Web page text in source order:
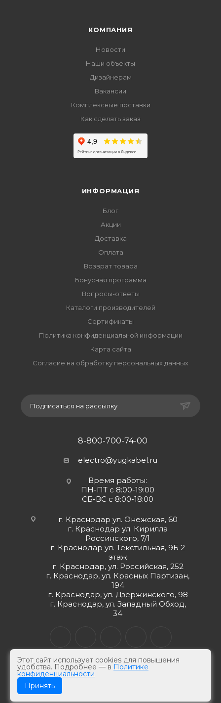
КОМПАНИЯ
Новости
Наши объекты
Дизайнерам
Вакансии
Комплексные поставки
Как сделать заказ
ИНФОРМАЦИЯ
Блог
Акции
Доставка
Оплата
Возврат товара
Бонусная программа
Вопросы-ответы
Каталоги производителей
Сертификаты
Политика конфиденциальной информации
Карта сайта
Согласие на обработку персональных данных
Подписаться на рассылку
8-800-700-74-00
electro@yugkabel.ru
Время работы:
ПН-ПТ с 8:00-19:00
СБ-ВС с 8:00-18:00
г. Краснодар ул. Онежская, 60
г. Краснодар ул. Кирилла
Россинского, 7/1
г. Краснодар ул. Текстильная, 9Б 2
этаж
г. Краснодар, ул. Российская, 252
г. Краснодар, ул. Красных Партизан,
194
г. Краснодар, ул. Дзержинского, 98
г. Краснодар, ул. Западный Обход,
34
© ЮгКабель, 2026 г -Электротехническая продукция
Этот сайт использует cookies для повышения
удобства. Подробнее — в Политике
конфиденциальности
Принять